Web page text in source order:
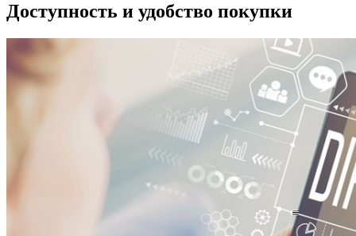
Доступность и удобство покупки